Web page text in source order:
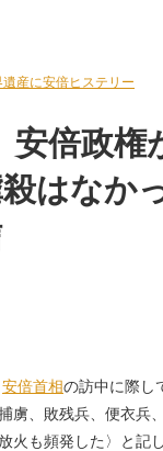
産に安倍ヒステリー
倍政権
はなか
安倍首相の訪中に際し
虜、敗残兵、便衣兵
火も頻発した〉と記し